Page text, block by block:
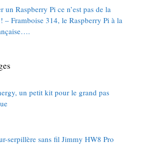
un Raspberry Pi ce n’est pas de la
– Framboise 314, le Raspberry Pi à la
un petit kit pour le grand pas
serpillère sans fil Jimmy HW8 Pro